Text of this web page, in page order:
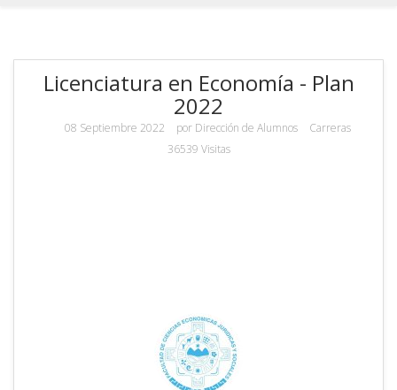
Licenciatura en Economía - Plan
2022
08 Septiembre 2022 por Dirección de Alumnos
Carreras
36539 Visitas